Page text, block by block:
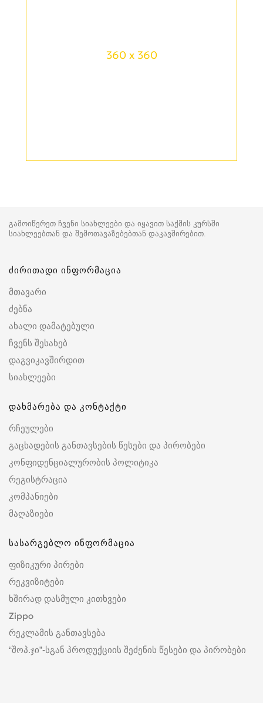
360 x 360
გამოიწერეთ ჩვენი სიახლეები და იყავით საქმის კურსში
სიახლეებთან და შემოთავაზებებთან დაკავშირებით.
ძირითადი ინფორმაცია
მთავარი
ძებნა
ახალი დამატებული
ჩვენს შესახებ
დაგვიკავშირდით
სიახლეები
დახმარება და კონტაქტი
რჩეულები
გაცხადების განთავსების წესები და პირობები
კონფიდენციალურობის პოლიტიკა
რეგისტრაცია
კომპანიები
მაღაზიები
სასარგებლო ინფორმაცია
ფიზიკური პირები
რეკვიზიტები
ხშირად დასმული კითხვები
Zippo
რეკლამის განთავსება
“შოპ.ჯი”-სგან პროდუქციის შეძენის წესები და პირობები